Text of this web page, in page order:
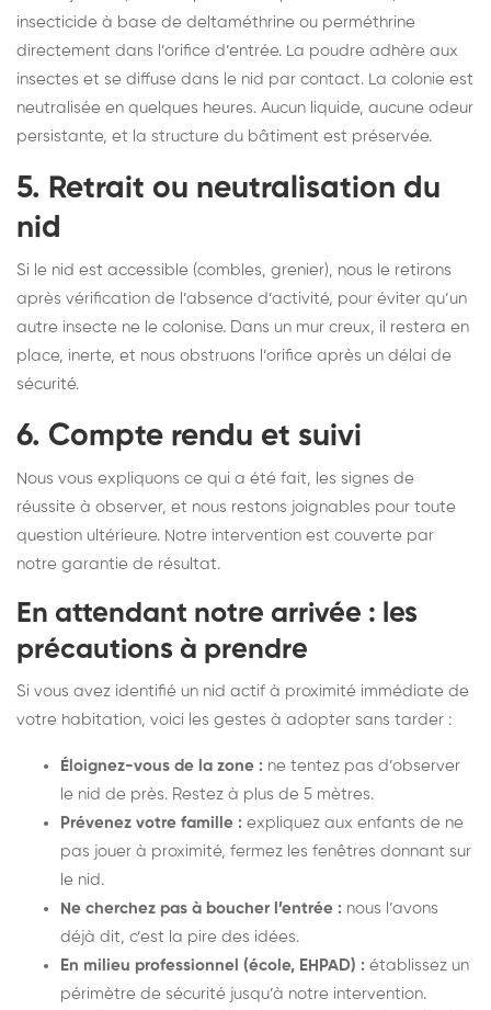
insecticide à base de deltaméthrine ou perméthrine
directement dans l’orifice d’entrée. La poudre adhère aux
insectes et se diffuse dans le nid par contact. La colonie est
neutralisée en quelques heures. Aucun liquide, aucune odeur
persistante, et la structure du bâtiment est préservée.
5. Retrait ou neutralisation du
nid
Si le nid est accessible (combles, grenier), nous le retirons
après vérification de l’absence d’activité, pour éviter qu’un
autre insecte ne le colonise. Dans un mur creux, il restera en
place, inerte, et nous obstruons l’orifice après un délai de
sécurité.
6. Compte rendu et suivi
Nous vous expliquons ce qui a été fait, les signes de
réussite à observer, et nous restons joignables pour toute
question ultérieure. Notre intervention est couverte par
notre garantie de résultat.
En attendant notre arrivée : les
précautions à prendre
Si vous avez identifié un nid actif à proximité immédiate de
votre habitation, voici les gestes à adopter sans tarder :
Éloignez-vous de la zone : ne tentez pas d’observer
le nid de près. Restez à plus de 5 mètres.
Prévenez votre famille : expliquez aux enfants de ne
pas jouer à proximité, fermez les fenêtres donnant sur
le nid.
Ne cherchez pas à boucher l’entrée : nous l’avons
déjà dit, c’est la pire des idées.
En milieu professionnel (école, EHPAD) : établissez un
périmètre de sécurité jusqu’à notre intervention.